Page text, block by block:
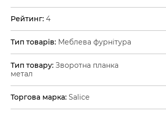
Рейтинг: 4
Тип товарів: Меблева фурнітура
Тип товару: Зворотна планка
метал
Торгова марка: Salice